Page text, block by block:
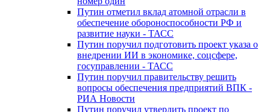
Путин отметил вклад атомной отрасли в
обеспечение обороноспособности РФ и
развитие науки - ТАСС
Путин поручил подготовить проект указа о
внедрении ИИ в экономике, соцсфере,
госуправлении - ТАСС
Путин поручил правительству решить
вопросы обеспечения предприятий ВПК -
РИА Новости
Путин поручил утвердить проект по